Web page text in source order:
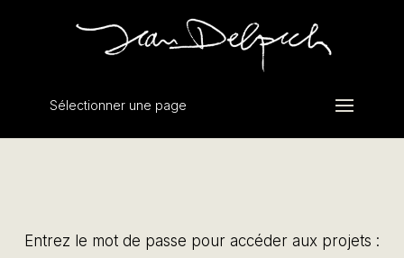
Sélectionner une page
Entrez le mot de passe pour accéder aux projets :